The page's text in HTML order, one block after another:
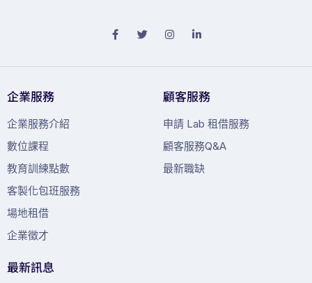
企業服務
企業服務介紹
數位課程
教育訓練點數
客製化包班服務
場地租借
企業徵才
顧客服務
申請 Lab 租借服務
顧客服務Q&A
最新職缺
最新訊息